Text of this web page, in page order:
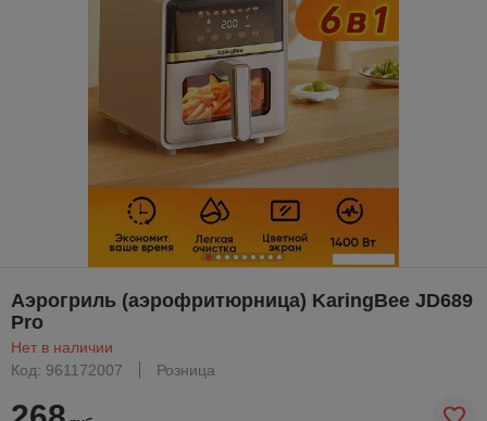
Аэрогриль (аэрофритюрница) KaringBee JD689
Pro
Нет в наличии
Код: 961172007
Розница